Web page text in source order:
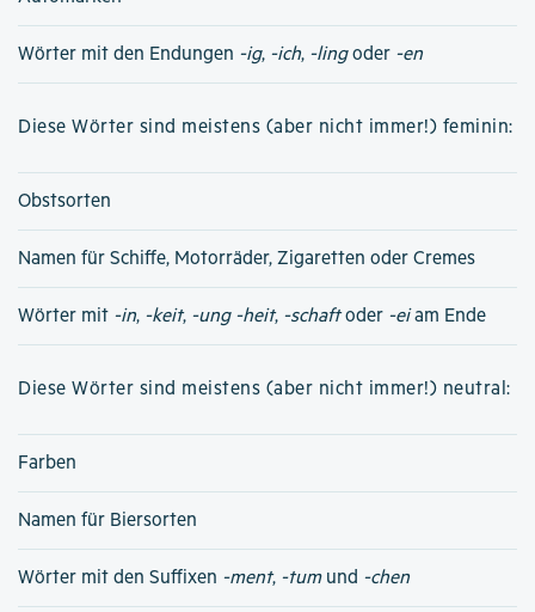
Wörter mit den Endungen -ig, -ich, -lingoder -en
Diese Wörter sind meistens (aber nicht immer!) feminin:
Obstsorten
Namen für Schiffe, Motorräder, Zigaretten oder Cremes
Wörter mit -in, -keit, -ung -heit, -schaftoder -eiam Ende
Diese Wörter sind meistens (aber nicht immer!) neutral:
Farben
Namen für Biersorten
Wörter mit den Suffixen -ment, -tumund -chen